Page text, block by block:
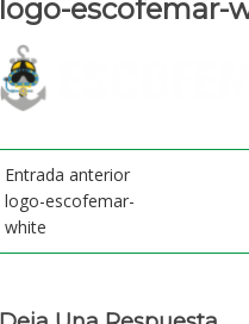
logo-escofemar-
Entrada anterior
logo-escofemar-
white